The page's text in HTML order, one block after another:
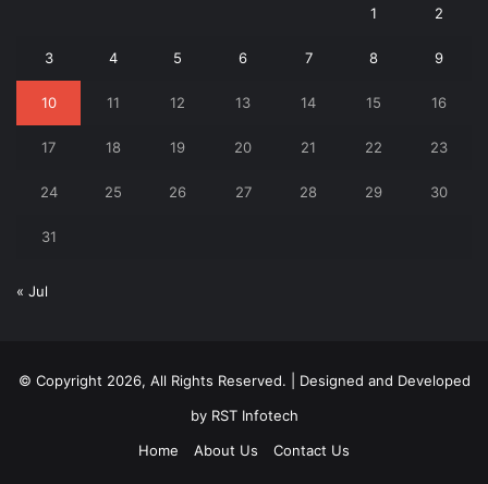
1 2
3 4 5 6 7 8 9
10 11 12 13 14 15 16
17 18 19 20 21 22 23
24 25 26 27 28 29 30
31
« Jul
© Copyright 2026, All Rights Reserved. | Designed and Developed
byRST Infotech
Home
About Us Contact Us